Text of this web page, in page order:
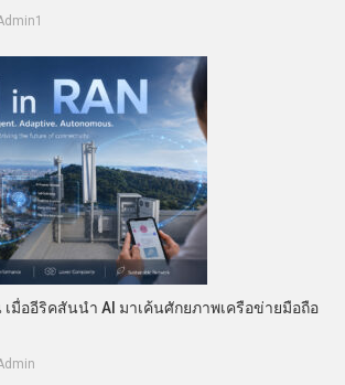
เมื่ออีริคสันนำ AI มาเค้นศักยภาพเครือข่ายมือถือ